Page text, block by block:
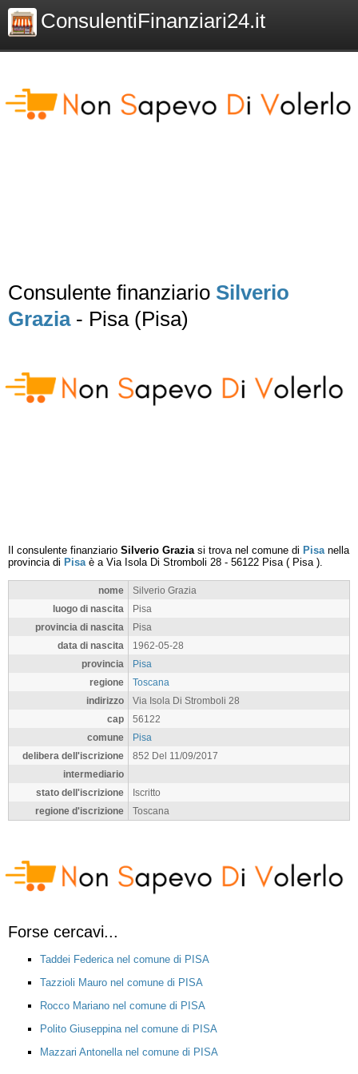
ConsulentiFinanziari24.it
Consulente finanziario Silverio
Grazia- Pisa (Pisa)
Il consulente finanziario Silverio Graziasi trova nel comune di Pisanella
provincia di Pisaè a Via Isola Di Stromboli 28 - 56122 Pisa( Pisa).
nome
Silverio Grazia
luogo di nascita
Pisa
provincia di nascita
Pisa
data di nascita
1962-05-28
provincia
Pisa
regione
Toscana
indirizzo
Via Isola Di Stromboli 28
cap
56122
comune
Pisa
delibera dell'iscrizione
852 Del 11/09/2017
intermediario
stato dell'iscrizione
Iscritto
regione d'iscrizione
Toscana
Forse cercavi...
Taddei Federica nel comune di PISA
Tazzioli Mauro nel comune di PISA
Rocco Mariano nel comune di PISA
Polito Giuseppina nel comune di PISA
Mazzari Antonella nel comune di PISA